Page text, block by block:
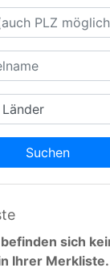
Suchen
sich
Ihrer Merkliste.